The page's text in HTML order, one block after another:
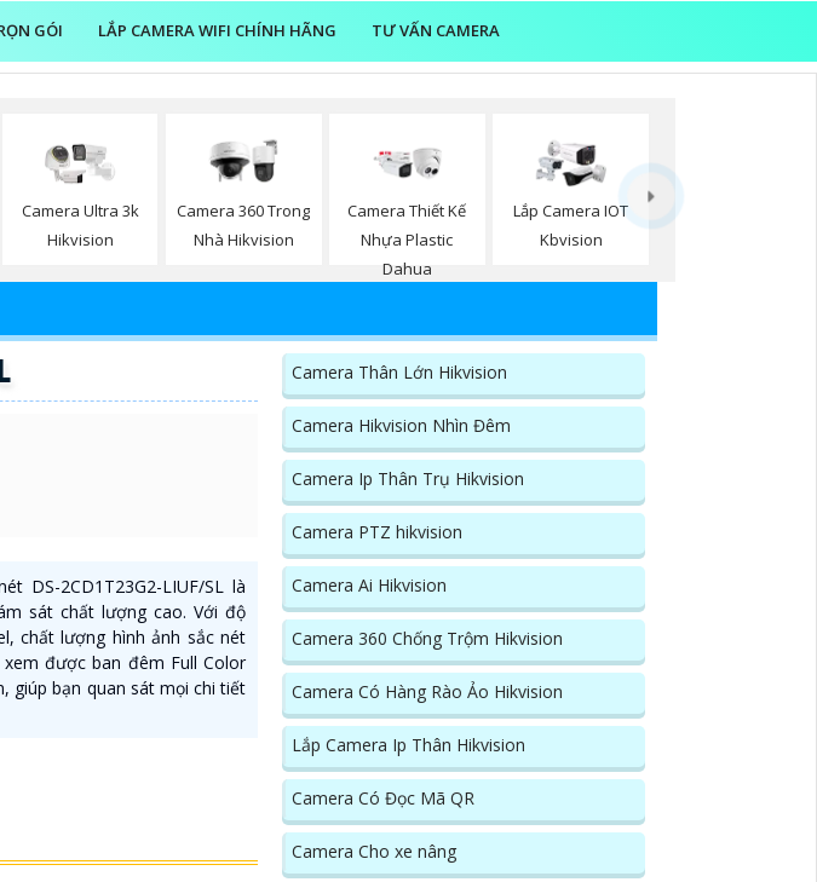
GÓI LẮP CAMERA WIFI CHÍNH HÃNG TƯ VẤN CAMERA
Camera Ultra 3k
Hikvision
Camera 360 Trong
Nhà Hikvision
Camera Thiết Kế
Nhựa Plastic
Dahua
Lắp Camera IOT
Kbvision
DS-2CD1T23G2-LIUF/SL là
sát chất lượng cao. Với độ
chất lượng hình ảnh sắc nét
được ban đêm Full Color
giúp bạn quan sát mọi chi tiết
Camera Thân Lớn Hikvision
Camera Hikvision Nhìn Đêm
Camera Ip Thân Trụ Hikvision
Camera PTZ hikvision
Camera Ai Hikvision
Camera 360 Chống Trộm Hikvision
Camera Có Hàng Rào Ảo Hikvision
Lắp Camera Ip Thân Hikvision
Camera Có Đọc Mã QR
Camera Cho xe nâng